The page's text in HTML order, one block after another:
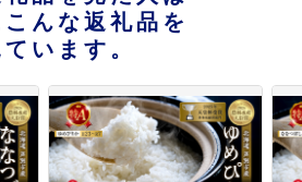
んな返礼品を
ています。